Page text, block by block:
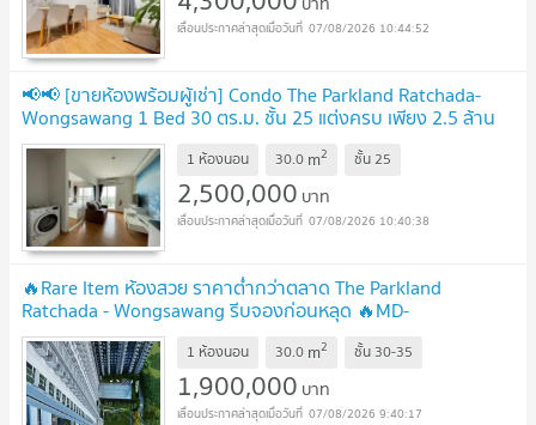
07/08/2026 10:44:52
📢📢 [ขายห้องพร้อมผู้เช่า] Condo The Parkland Ratchada-
Wongsawang 1 Bed 30 ตร.ม. ชั้น 25 แต่งครบ เพียง 2.5 ล้าน
บาท!! Line: @atfirm📌
1 ห้องนอน 30.0 m2 ชั้น25
2,500,000 บาท
07/08/2026 10:40:38
🔥Rare Item ห้องสวย ราคาต่ำกว่าตลาด The Parkland
Ratchada - Wongsawang รีบจองก่อนหลุด 🔥MD-
25077504 UPDATE !
1 ห้องนอน 30.0 m2 ชั้น 30-35
1,900,000 บาท
07/08/2026 9:40:17